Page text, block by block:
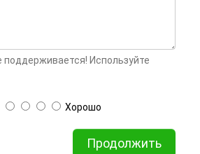
поддерживается! Используйте
Хорошо
Продолжить